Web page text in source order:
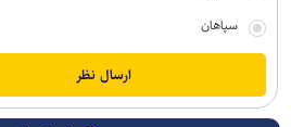
سپاهان